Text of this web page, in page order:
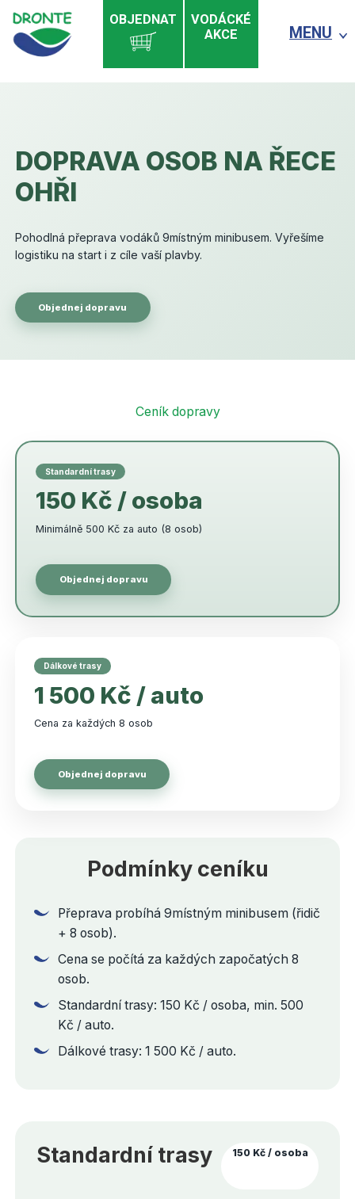
OBJEDNAT
VODÁCKÉ
AKCE
MENU
DOPRAVA OSOB NA ŘECE
OHŘI
Pohodlná přeprava vodáků 9místným minibusem. Vyřešíme
logistiku na start i z cíle vaší plavby.
Objednej dopravu
Ceník dopravy
Standardní trasy
150 Kč / osoba
Minimálně 500 Kč za auto (8 osob)
Objednej dopravu
Dálkové trasy
1 500 Kč / auto
Cena za každých 8 osob
Objednej dopravu
Podmínky ceníku
Přeprava probíhá 9místným minibusem (řidič
+ 8 osob).
Cena se počítá za každých započatých 8
osob.
Standardní trasy: 150 Kč / osoba, min. 500
Kč / auto.
Dálkové trasy: 1 500 Kč / auto.
Standardní trasy 150 Kč / osoba